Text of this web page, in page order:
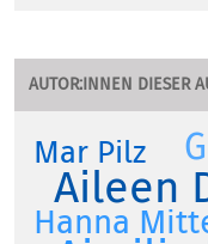
AUTOR:INNEN DIESER
Aileen
Hanna
Mar Pilz